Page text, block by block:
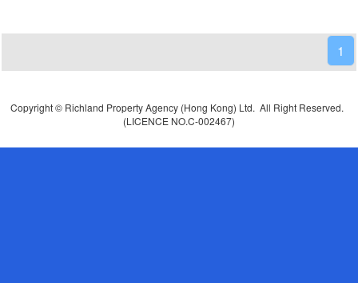
1
Copyright © Richland Property Agency (Hong Kong) Ltd. All Right Reserved.
(LICENCE NO.C-002467)